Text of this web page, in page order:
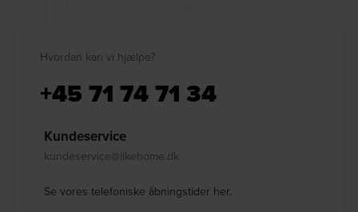
Hvordan kan vi hjælpe?
+45 71 74 71 34
Kundeservice
kundeservice@likehome.dk
Se vores telefoniske åbningstider her.